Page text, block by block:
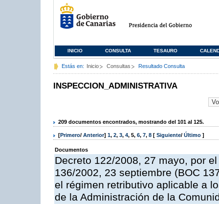
INICIO CONSULTA TESAURO
Estás en: Inicio Consultas Resultado Consulta
INSPECCION_ADMINISTRATIVA
209 documentos encontrados, mostrando del 101 al 125.
[Primero/ Anterior] 1, 2, 3, 4, 5, 6, 7, 8 [ Siguiente/ Último ]
Documentos
Decreto 122/2008, 27 mayo, por
136/2002, 23 septiembre (BOC
el régimen retributivo aplicable a
de la Administración de la